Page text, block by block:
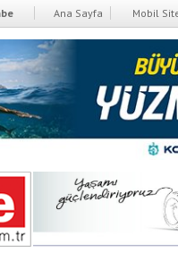
Ana Sayfa Mobil